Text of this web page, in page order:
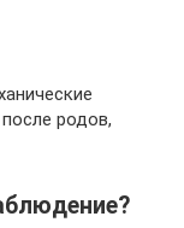
родов,